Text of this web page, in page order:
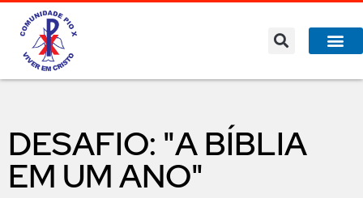
DESAFIO: "A BÍBLIA
EM UM ANO"